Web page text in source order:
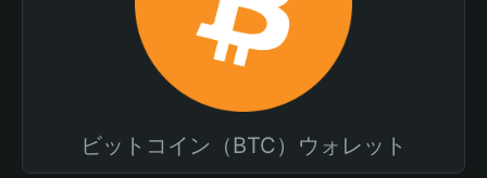
ビットコイン（BTC）ウォレット